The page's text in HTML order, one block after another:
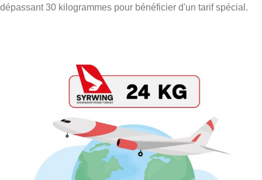
dépassant 30 kilogrammes pour bénéficier d'un tarif spécial.